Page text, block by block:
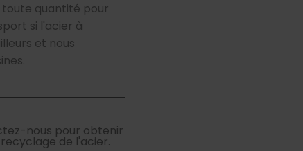
toute quantité pour
si l'acier à
et nous
nous pour obtenir
de l'acier.